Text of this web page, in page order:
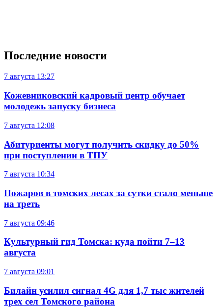
Последние новости
7 августа 13:27
Кожевниковский кадровый центр обучает
молодежь запуску бизнеса
7 августа 12:08
Абитуриенты могут получить скидку до 50%
при поступлении в ТПУ
7 августа 10:34
Пожаров в томских лесах за сутки стало меньше
на треть
7 августа 09:46
Культурный гид Томска: куда пойти 7–13
августа
7 августа 09:01
Билайн усилил сигнал 4G для 1,7 тыс жителей
трех сел Томского района